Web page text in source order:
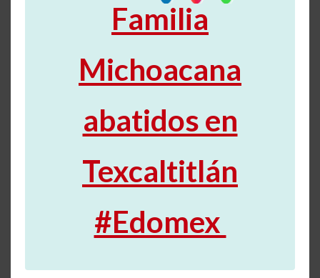
Familia
Michoacana
abatidos en
Texcaltitlán
#Edomex